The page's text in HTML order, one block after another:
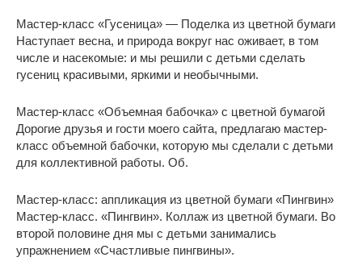
Мастер-класс «Гусеница» — Поделка из цветной бумаги
Наступает весна, и природа вокруг нас оживает, в том
числе и насекомые: и мы решили с детьми сделать
гусениц красивыми, яркими и необычными.
Мастер-класс «Объемная бабочка» с цветной бумагой
Дорогие друзья и гости моего сайта, предлагаю мастер-
класс объемной бабочки, которую мы сделали с детьми
для коллективной работы. Об.
Мастер-класс: аппликация из цветной бумаги «Пингвин»
Мастер-класс. «Пингвин». Коллаж из цветной бумаги. Во
второй половине дня мы с детьми занимались
упражнением «Счастливые пингвины».